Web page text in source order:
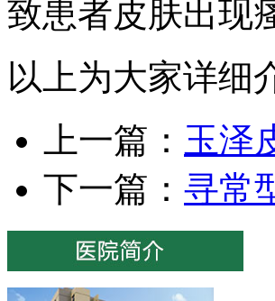
致患者皮肤出现
以上为大家详细
上一篇： 玉泽
下一篇： 寻常